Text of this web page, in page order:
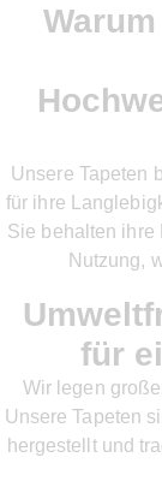
Unsere Tapeten
für ihre
Sie behalten ihre
Nutzung,
für
Wir legen
Unsere Tapeten
hergestellt und